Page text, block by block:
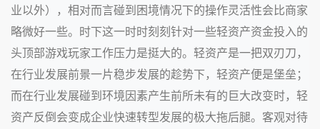
业以外），相对而言碰到困境情况下的操作灵活性会比商家
略微好一些。时下这一时时刻刻针对一些轻资产资金投入的
头顶部游戏玩家工作压力是挺大的。轻资产是一把双刃刀，
在行业发展前景一片稳步发展的趁势下，轻资产便是堡垒；
而在行业发展碰到环境因素产生前所未有的巨大改变时，轻
资产反倒会变成企业快速转型发展的极大拖后腿。客观对待